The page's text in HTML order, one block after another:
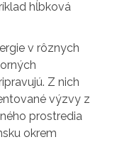
hĺbková
v rôznych
Z nich
výzvy z
prostredia
okrem